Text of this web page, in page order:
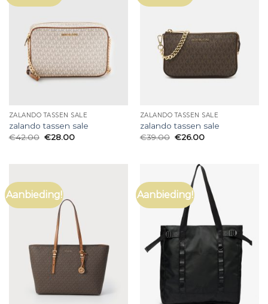
ZALANDO TASSEN SALE
zalando tassen sale
€42.00 €28.00
ZALANDO TASSEN SALE
zalando tassen sale
€39.00 €26.00
Aanbieding! Aanbieding!